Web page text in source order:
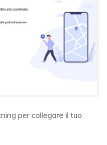
per collegare il tuo